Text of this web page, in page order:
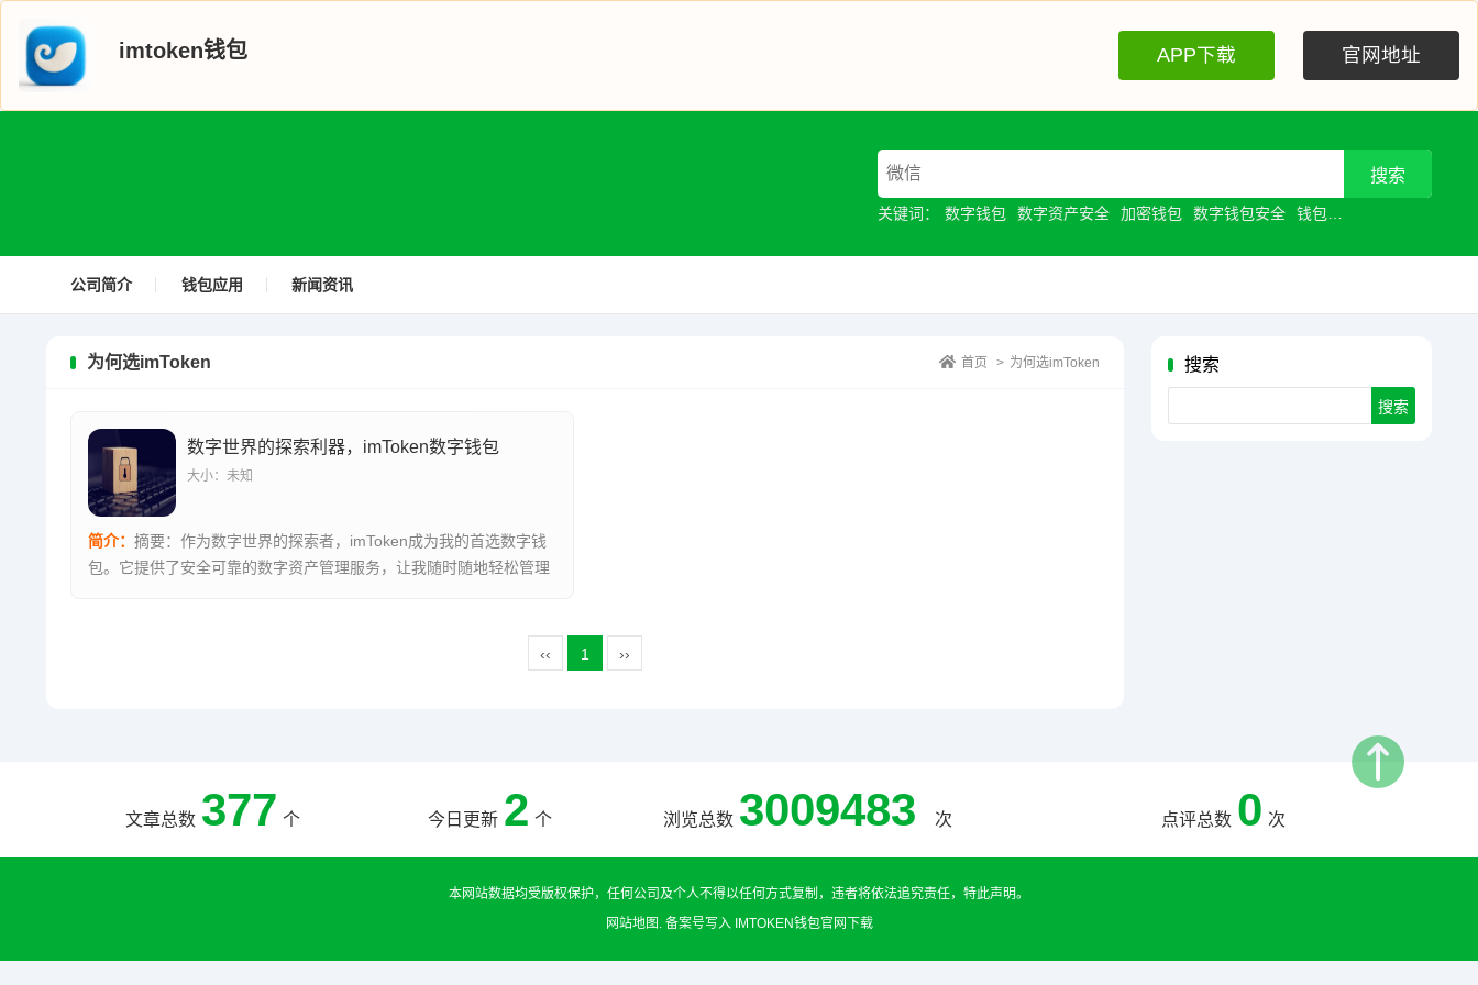
imtoken钱包 APP下载 官网地址
关键词： 数字钱包 数字资产安全 加密钱包 数字钱包安全 钱包安全
公司简介 钱包应用 新闻资讯
搜索
为何选imToken 首页 > 为何选imToken
数字世界的探索利器，imToken数字钱包
大小：未知
简介： 摘要：作为数字世界的探索者，imToken成为我的首选数字钱
包。它提供了安全可靠的数字资产管理服务，让我随时随地轻松管理
‹‹ 1 ››
文章总数 377 个 今日更新 2 个 浏览总数 3009483 次 点评总数 0 次
本网站数据均受版权保护，任何公司及个人不得以任何方式复制，违者将依法追究责任，特此声明。
网站地图 . 备案号写入 IMTOKEN钱包官网下载